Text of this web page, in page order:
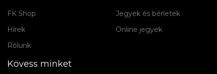
FK Shop
Hírek
Rólunk
Jegyek és bérletek
Online jegyek
Kövess minket